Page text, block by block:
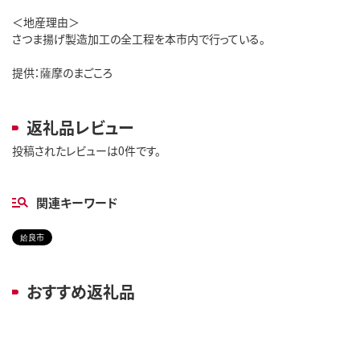
＜地産理由＞
さつま揚げ製造加工の全工程を本市内で行っている。
提供：薩摩のまごころ
返礼品レビュー
投稿されたレビューは0件です。
関連キーワード
姶良市
おすすめ返礼品